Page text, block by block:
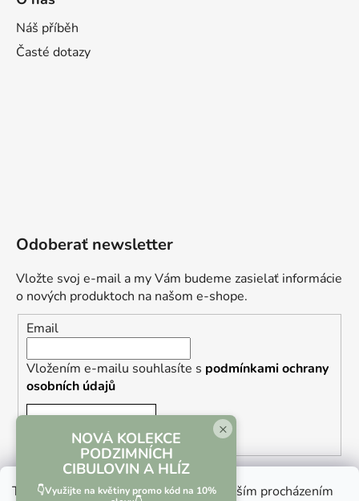
Tento web používá soubory cookie. Dalším procházením
Náš příběh
Časté dotazy
Odoberať newsletter
Vložte svoj e-mail a my Vám budeme zasielať informácie
o nových produktoch na našom e-shope.
Email
Vložením e-mailu souhlasíte s podmínkami ochrany
osobních údajů
×
NOVÁ KOLEKCE
PODZIMNÍCH
CIBULOVIN A HLÍZ
👇Využijte na květiny promo kód na 10%